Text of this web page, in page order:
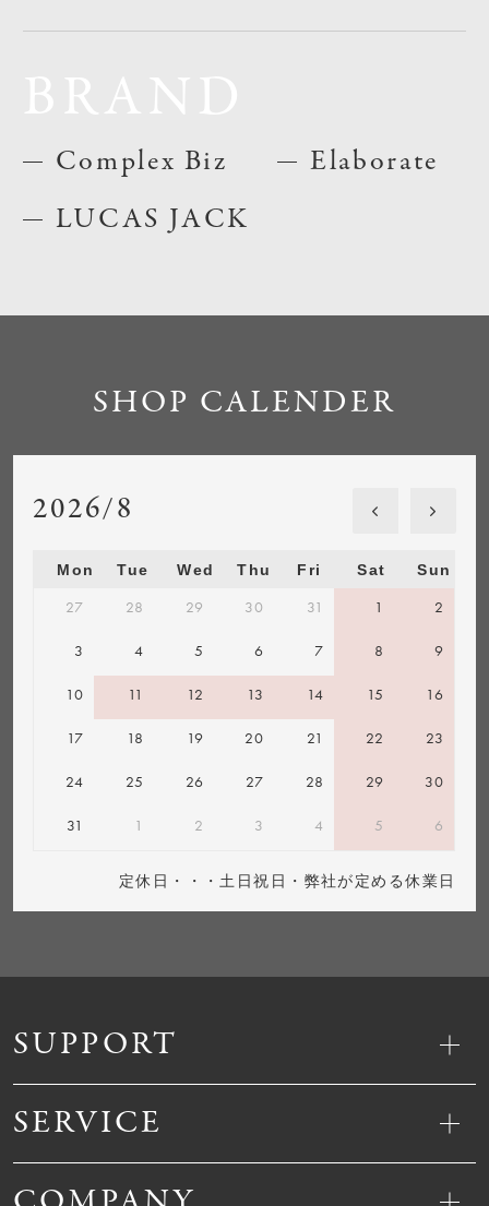
Complex Biz
LUCAS JACK
Elaborate
SUPPORT
SERVICE
SHOP CALENDER
2026/8
Mon Tue Wed Thu Fri Sat Sun
27 28 29 30 31 1 2
3 4 5 6 7 8 9
10 11 12 13 14 15 16
17 18 19 20 21 22 23
24 25 26 27 28 29 30
31 1 2 3 4 5 6
定休日・・・土日祝日・弊社が定める休業日